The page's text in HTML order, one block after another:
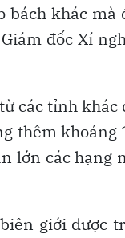
bách khác mà
đốc Xí
các tỉnh khác
thêm khoảng
lớn các hạng
giới được